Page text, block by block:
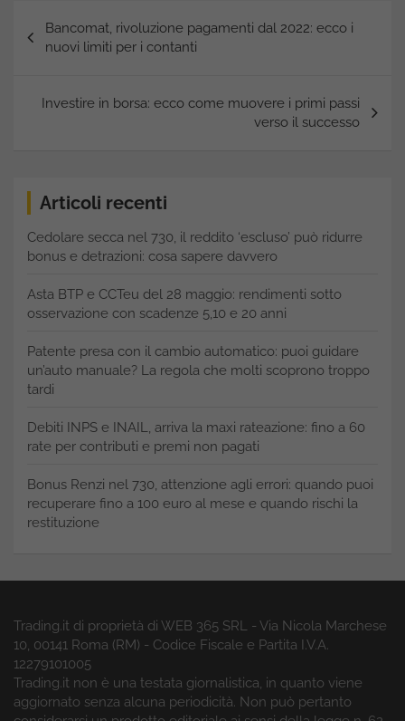
Navigazione
articoli
Bancomat, rivoluzione pagamenti dal 2022: ecco i
nuovi limiti per i contanti
Investire in borsa: ecco come muovere i primi passi
verso il successo
Articoli recenti
Cedolare secca nel 730, il reddito ‘escluso’ può ridurre
bonus e detrazioni: cosa sapere davvero
Asta BTP e CCTeu del 28 maggio: rendimenti sotto
osservazione con scadenze 5,10 e 20 anni
Patente presa con il cambio automatico: puoi guidare
un’auto manuale? La regola che molti scoprono troppo
tardi
Debiti INPS e INAIL, arriva la maxi rateazione: fino a 60
rate per contributi e premi non pagati
Bonus Renzi nel 730, attenzione agli errori: quando puoi
recuperare fino a 100 euro al mese e quando rischi la
restituzione
Trading.it di proprietà di WEB 365 SRL - Via Nicola Marchese
10, 00141 Roma (RM) - Codice Fiscale e Partita I.V.A.
12279101005
Trading.it non è una testata giornalistica, in quanto viene
aggiornato senza alcuna periodicità. Non può pertanto